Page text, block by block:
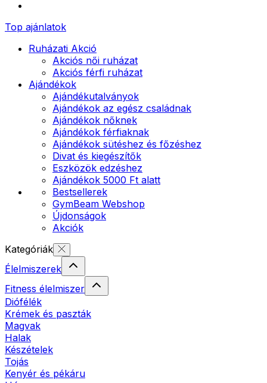
Top ajánlatok
Ruházati Akció
Akciós női ruházat
Akciós férfi ruházat
Ajándékok
Ajándékutalványok
Ajándékok az egész családnak
Ajándékok nőknek
Ajándékok férfiaknak
Ajándékok sütéshez és főzéshez
Divat és kiegészítők
Eszközök edzéshez
Ajándékok 5000 Ft alatt
Bestsellerek
GymBeam Webshop
Újdonságok
Akciók
Kategóriák
Élelmiszerek
Fitness élelmiszer
Diófélék
Krémek és paszták
Magvak
Halak
Készételek
Tojás
Kenyér és pékáru